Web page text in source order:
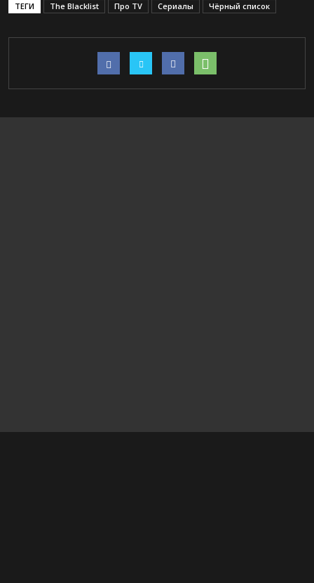
ТЕГИ The Blacklist Про TV Сериалы Чёрный список